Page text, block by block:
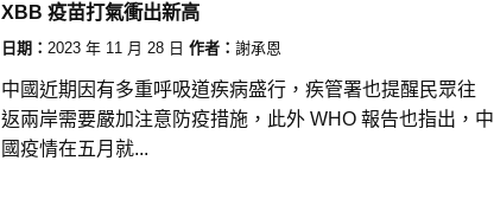
XBB 疫苗打氣衝出新高
日期： 2023 年 11 月 28 日 作者： 謝承恩
中國近期因有多重呼吸道疾病盛行，疾管署也提醒民眾往
返兩岸需要嚴加注意防疫措施，此外 WHO 報告也指出，中
國疫情在五月就...